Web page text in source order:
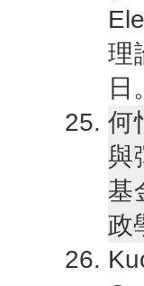
理
日。
何
與
基
政